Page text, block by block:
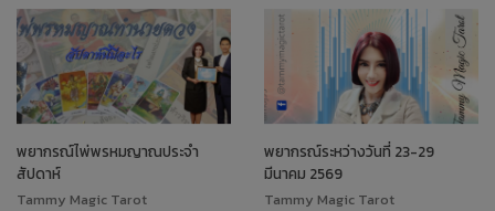
พยากรณ์ไพ่พรหมญาณประจำ
สัปดาห์
Tammy Magic Tarot
พยากรณ์ระหว่างวันที่ 23-29
มีนาคม 2569
Tammy Magic Tarot